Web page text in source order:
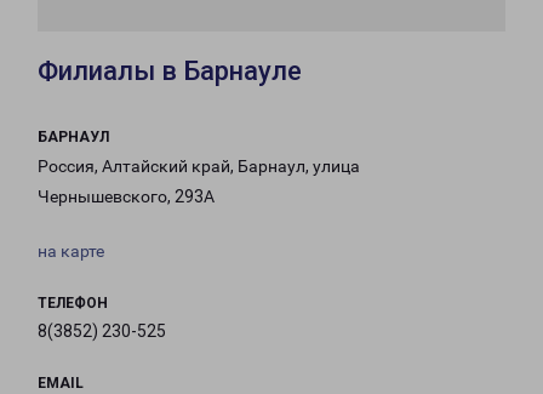
Филиалы в Барнауле
БАРНАУЛ
Россия, Алтайский край, Барнаул, улица
Чернышевского, 293А
на карте
ТЕЛЕФОН
8(3852) 230-525
EMAIL